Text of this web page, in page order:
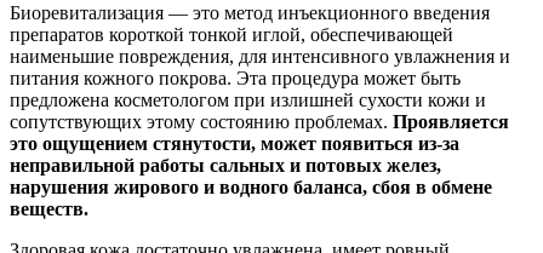
Биоревитализация — это метод инъекционного введения
препаратов короткой тонкой иглой, обеспечивающей
наименьшие повреждения, для интенсивного увлажнения и
питания кожного покрова. Эта процедура может быть
предложена косметологом при излишней сухости кожи и
сопутствующих этому состоянию проблемах. Проявляется
это ощущением стянутости, может появиться из-за
неправильной работы сальных и потовых желез,
нарушения жирового и водного баланса, сбоя в обмене
веществ.